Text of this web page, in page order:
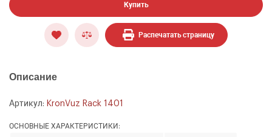
Купить
Распечатать страницу
Описание
Артикул: KronVuz Rack 1401
ОСНОВНЫЕ ХАРАКТЕРИСТИКИ: